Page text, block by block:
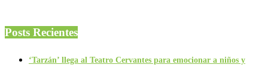
Posts Recientes
‘Tarzán’ llega al Teatro Cervantes para emocionar a niños y